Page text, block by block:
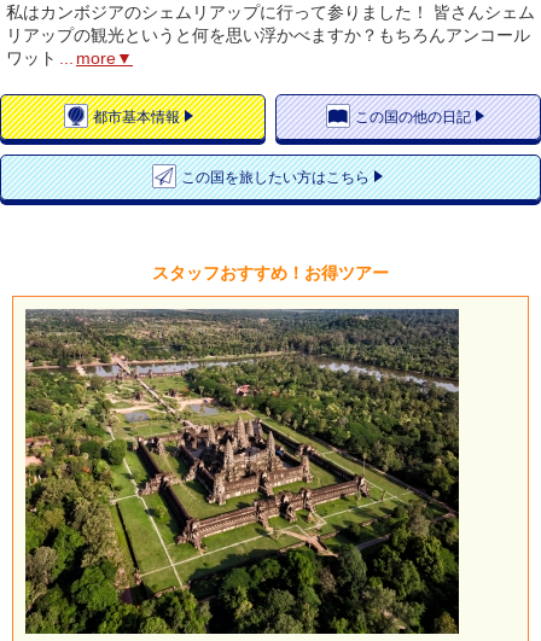
私はカンボジアのシェムリアップに行って参りました！ 皆さんシェム
リアップの観光というと何を思い浮かべますか？もちろんアンコール
ワット
more▼
都市基本情報 この国の他の日記
この国を旅したい方はこちら
スタッフおすすめ！お得ツアー